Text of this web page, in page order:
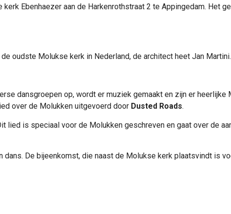
Ebenhaezer aan de Harkenrothstraat 2 te Appingedam. Het
oudste Molukse kerk in Nederland, de architect heet Jan Martini.
dansgroepen op, wordt er muziek gemaakt en zijn er heerlijke
over de Molukken uitgevoerd door Dusted Roads.
lied is speciaal voor de Molukken geschreven en gaat over de
De bijeenkomst, die naast de Molukse kerk plaatsvindt is